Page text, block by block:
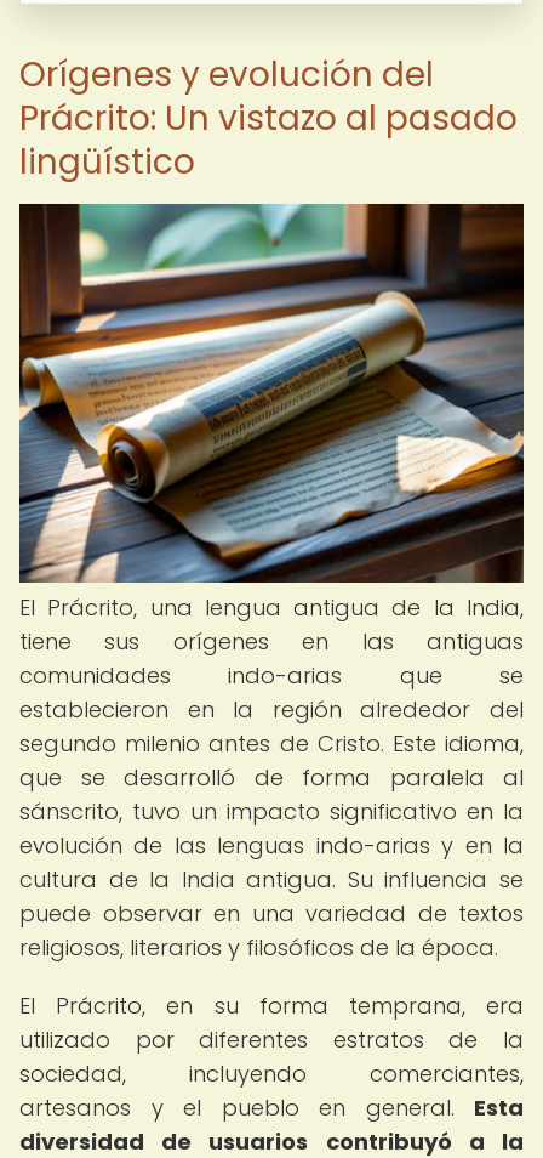
Orígenes y evolución del
Prácrito: Un vistazo al pasado
lingüístico
El Prácrito, una lengua antigua de la India,
tiene sus orígenes en las antiguas
comunidades indo-arias que se
establecieron en la región alrededor del
segundo milenio antes de Cristo. Este idioma,
que se desarrolló de forma paralela al
sánscrito, tuvo un impacto significativo en la
evolución de las lenguas indo-arias y en la
cultura de la India antigua. Su influencia se
puede observar en una variedad de textos
religiosos, literarios y filosóficos de la época.
El Prácrito, en su forma temprana, era
utilizado por diferentes estratos de la
sociedad, incluyendo comerciantes,
artesanos y el pueblo en general. Esta
diversidad de usuarios contribuyó a la